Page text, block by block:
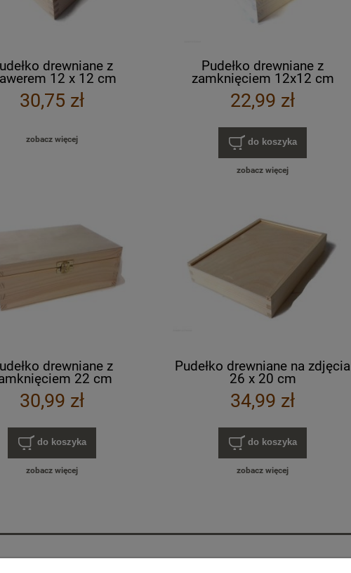
drewniane z
12 x 12 cm
30,75 zł
zobacz więcej
Pudełko drewniane z
zamknięciem 12x12 cm
22,99 zł
do koszyka
zobacz więcej
drewniane z
22 cm
30,99 zł
do koszyka
zobacz więcej
Pudełko drewniane na zdjęcia
26 x 20 cm
34,99 zł
do koszyka
zobacz więcej
Moje konto Informacje